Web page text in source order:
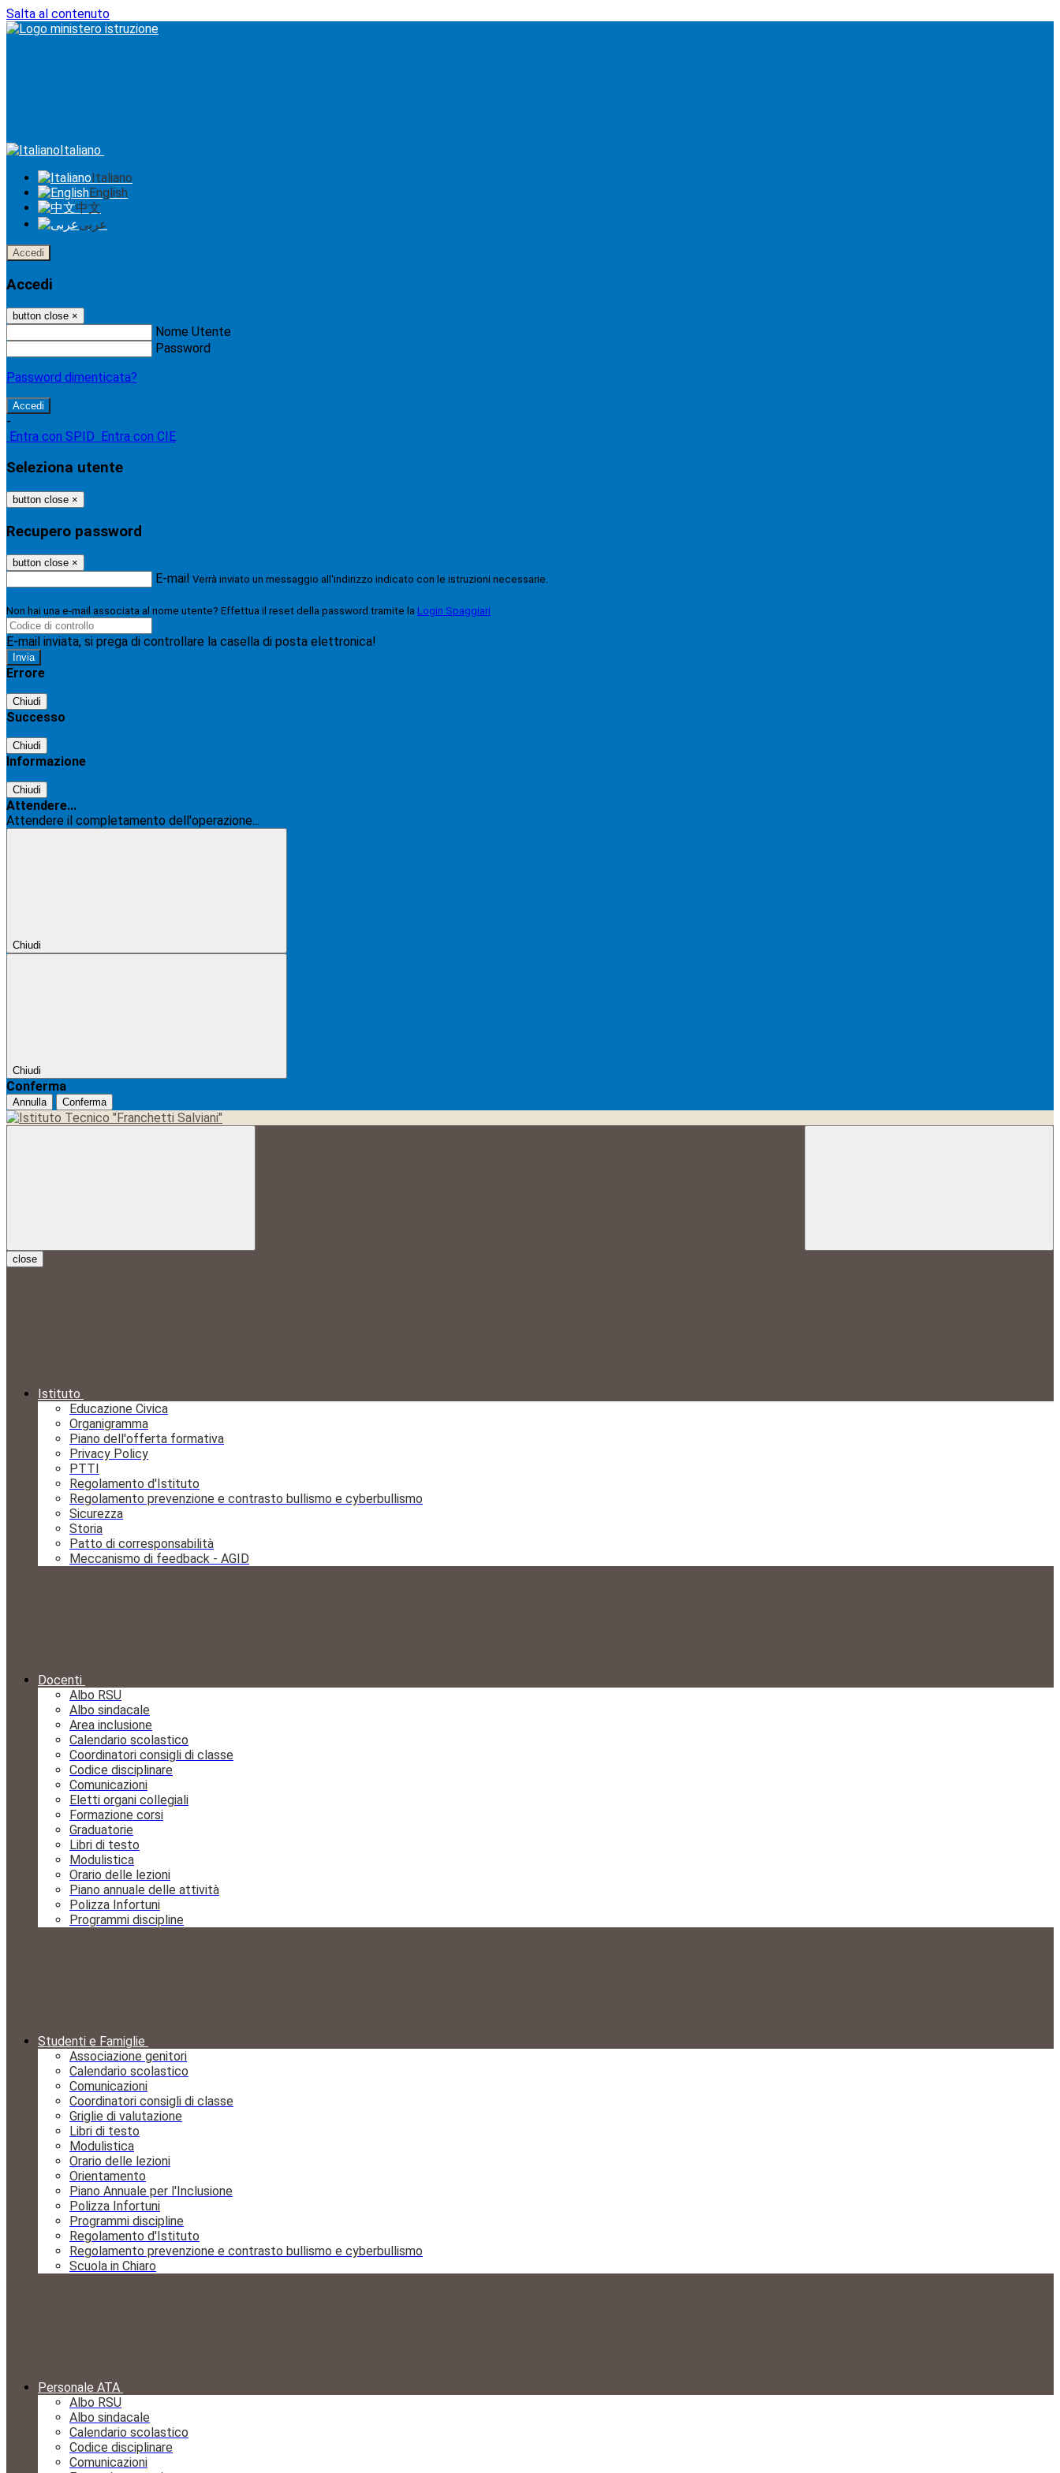
Salta al contenuto
Italiano
Italiano
English
中文
عربى
Accedi
Accedi
button close ×
Nome Utente
Password
Password dimenticata?
-
Entra con SPID
Entra con CIE
Seleziona utente
button close ×
Recupero password
button close ×
E-mail Verrà inviato un messaggio all'indirizzo indicato con le istruzioni necessarie.
Non hai una e-mail associata al nome utente? Effettua il reset della password tramite la Login Spaggiari
E-mail inviata, si prega di controllare la casella di posta elettronica!
Errore
Chiudi
Successo
Chiudi
Informazione
Chiudi
Attendere...
Attendere il completamento dell'operazione...
Chiudi
Chiudi
Conferma
Annulla Conferma
close
Istituto
Educazione Civica
Organigramma
Piano dell'offerta formativa
Privacy Policy
PTTI
Regolamento d'Istituto
Regolamento prevenzione e contrasto bullismo e cyberbullismo
Sicurezza
Storia
Patto di corresponsabilità
Meccanismo di feedback - AGID
Docenti
Albo RSU
Albo sindacale
Area inclusione
Calendario scolastico
Coordinatori consigli di classe
Codice disciplinare
Comunicazioni
Eletti organi collegiali
Formazione corsi
Graduatorie
Libri di testo
Modulistica
Orario delle lezioni
Piano annuale delle attività
Polizza Infortuni
Programmi discipline
Studenti e Famiglie
Associazione genitori
Calendario scolastico
Comunicazioni
Coordinatori consigli di classe
Griglie di valutazione
Libri di testo
Modulistica
Orario delle lezioni
Orientamento
Piano Annuale per l'Inclusione
Polizza Infortuni
Programmi discipline
Regolamento d'Istituto
Regolamento prevenzione e contrasto bullismo e cyberbullismo
Scuola in Chiaro
Personale ATA
Albo RSU
Albo sindacale
Calendario scolastico
Codice disciplinare
Comunicazioni